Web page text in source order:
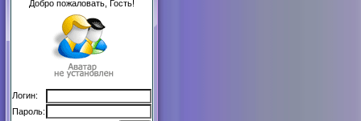
Добро пожаловать, Гость!
Логин:
Пароль: